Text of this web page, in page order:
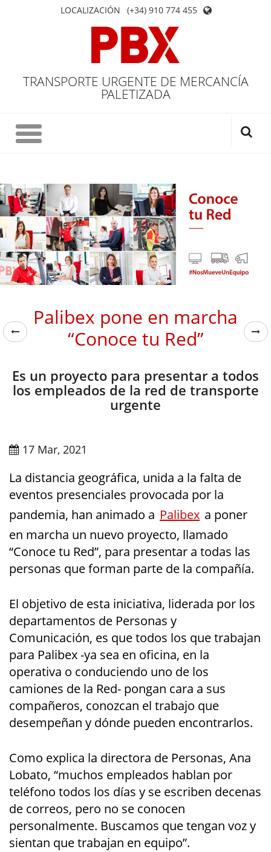
LOCALIZACIÓN (+34) 910 774 455
TRANSPORTE URGENTE DE MERCANCÍA
PALETIZADA
Palibex pone en marcha
“Conoce tu Red”
Es un proyecto para presentar a todos
los empleados de la red de transporte
urgente
17 Mar, 2021
La distancia geográfica, unida a la falta de
eventos presenciales provocada por la
pandemia, han animado a Palibex a poner
en marcha un nuevo proyecto, llamado
“Conoce tu Red”, para presentar a todas las
personas que forman parte de la compañía.
El objetivo de esta iniciativa, liderada por los
departamentos de Personas y
Comunicación, es que todos los que trabajan
para Palibex -ya sea en oficina, en la
operativa o conduciendo uno de los
camiones de la Red- pongan cara a sus
compañeros, conozcan el trabajo que
desempeñan y dónde pueden encontrarlos.
Como explica la directora de Personas, Ana
Lobato, “muchos empleados hablan por
teléfono todos los días y se escriben decenas
de correos, pero no se conocen
personalmente. Buscamos que tengan voz y
sientan que trabajan en equipo”.